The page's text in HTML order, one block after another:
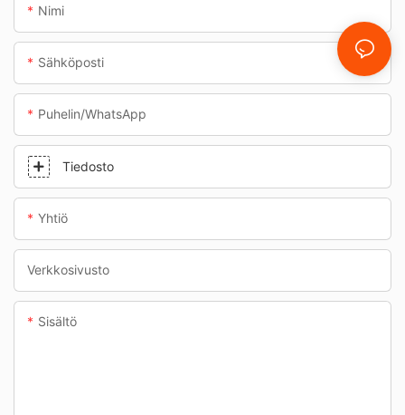
Nimi
Sähköposti
Puhelin/WhatsApp
Tiedosto
Yhtiö
Verkkosivusto
Sisältö